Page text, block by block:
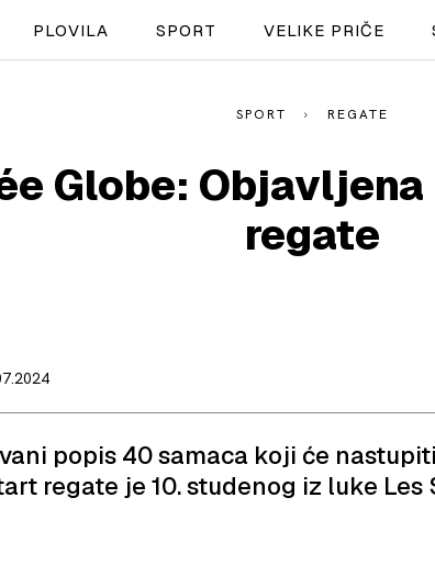
SPORT
SHOP
PLOVILA SPORT VELIKE PRIČE
SPORT REGATE
Globe:
regate
popis 40 samaca koji će
regate je 10. studenog iz luke Les